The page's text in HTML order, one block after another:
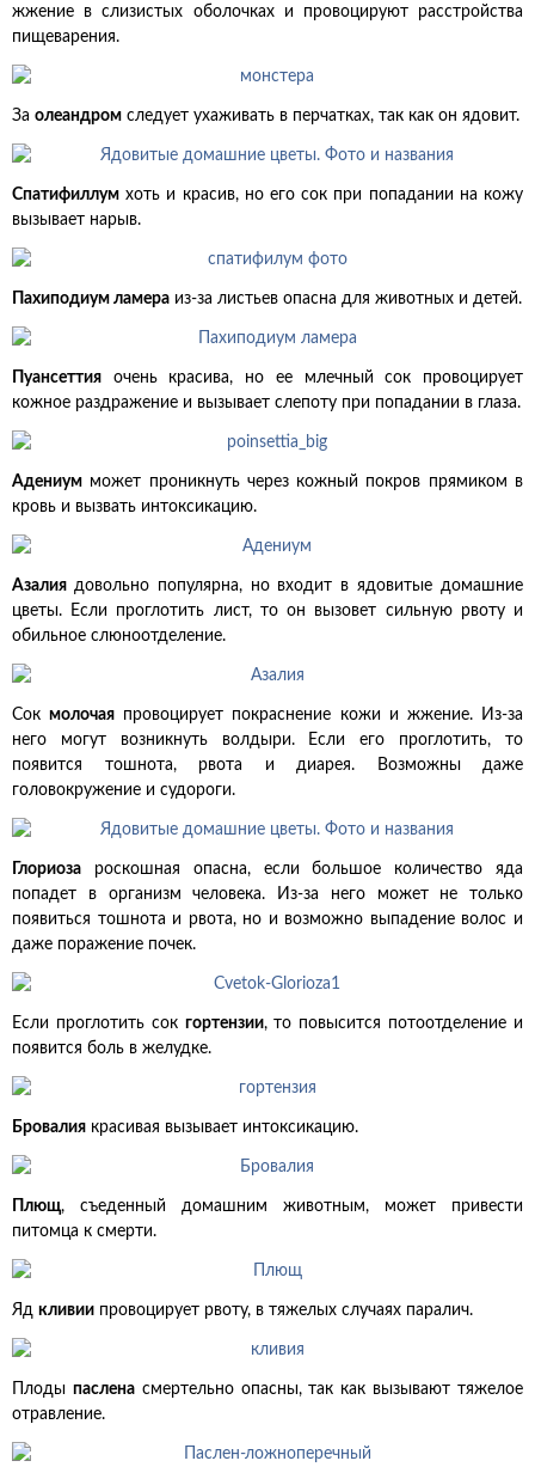
жжение в слизистых оболочках и провоцируют расстройства
пищеварения.
За олеандром следует ухаживать в перчатках, так как он ядовит.
Спатифиллум хоть и красив, но его сок при попадании на кожу
вызывает нарыв.
Пахиподиум ламера из-за листьев опасна для животных и детей.
Пуансеттия очень красива, но ее млечный сок провоцирует
кожное раздражение и вызывает слепоту при попадании в глаза.
Адениум может проникнуть через кожный покров прямиком в
кровь и вызвать интоксикацию.
Азалия довольно популярна, но входит в ядовитые домашние
цветы. Если проглотить лист, то он вызовет сильную рвоту и
обильное слюноотделение.
Сокмолочая провоцирует покраснение кожи и жжение. Из-за
него могут возникнуть волдыри. Если его проглотить, то
появится тошнота, рвота и диарея. Возможны даже
головокружение и судороги.
Глориоза роскошная опасна, если большое количество яда
попадет в организм человека. Из-за него может не только
появиться тошнота и рвота, но и возможно выпадение волос и
даже поражение почек.
Если проглотить сок гортензии, то повысится потоотделение и
появится боль в желудке.
Бровалия красивая вызывает интоксикацию.
Плющ, съеденный домашним животным, может привести
питомца к смерти.
Яд кливии провоцирует рвоту, в тяжелых случаях паралич.
Плоды пасленасмертельно опасны, так как вызывают тяжелое
отравление.